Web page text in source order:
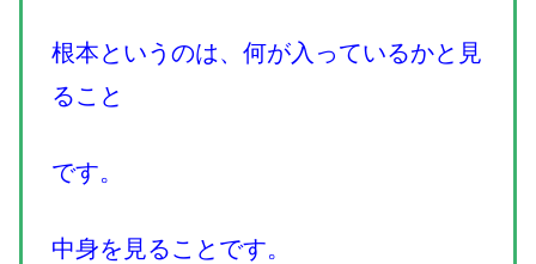
根本というのは、何が入っているかと見
ること
です。
中身を見ることです。